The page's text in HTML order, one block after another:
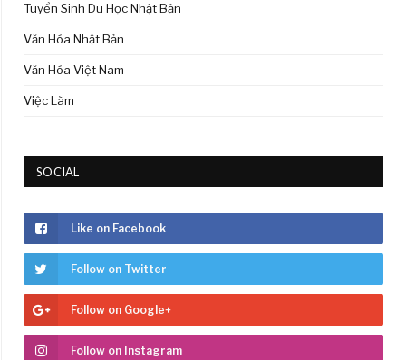
Tuyển Sinh Du Học Nhật Bản
Văn Hóa Nhật Bản
Văn Hóa Việt Nam
Việc Làm
SOCIAL
Like on Facebook
Follow on Twitter
Follow on Google+
Follow on Instagram